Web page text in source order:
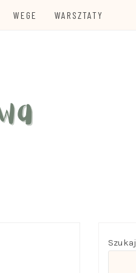
WEGE WARSZTATY
Szukaj